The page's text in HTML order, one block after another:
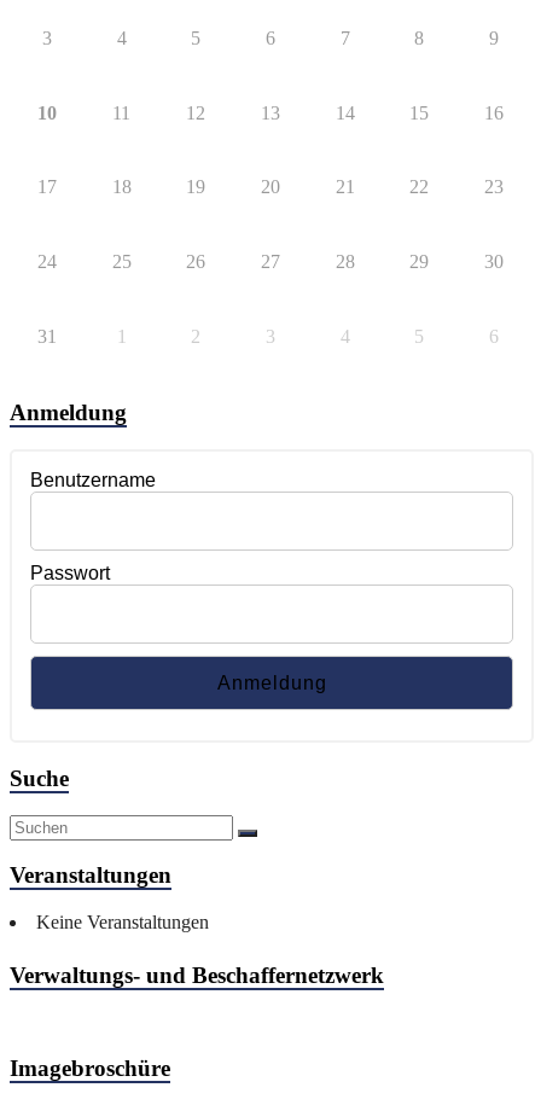
3 4 5 6 7 8 9
10 11 12 13 14 15 16
17 18 19 20 21 22 23
24 25 26 27 28 29 30
31 1 2 3 4 5 6
Anmeldung
Benutzername
Passwort
Suche
Veranstaltungen
Keine Veranstaltungen
Verwaltungs- und Beschaffernetzwerk
Imagebroschüre